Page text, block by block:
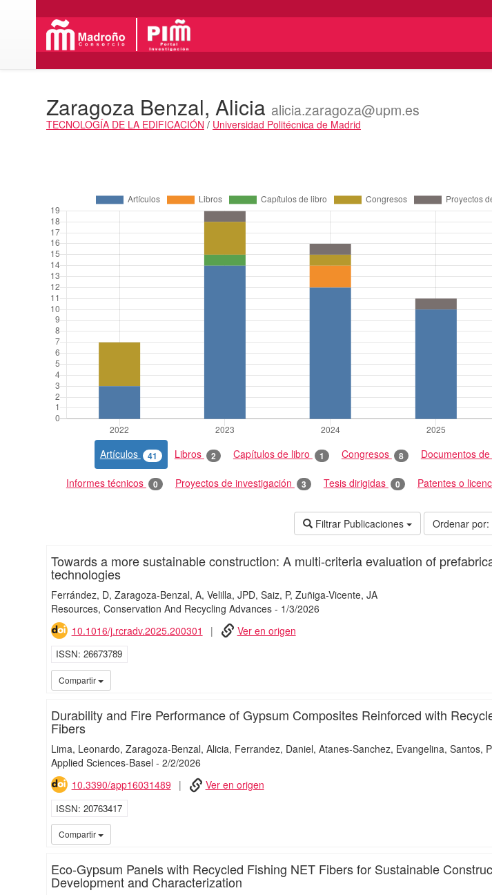
Zaragoza Benzal, Alicia alicia.zaragoza@upm.es
TECNOLOGÍA DE LA EDIFICACIÓN / Universidad Politécnica de Madrid
Artículos 41 Libros 2 Capítulos de libro 1 Congresos 8 Documentos
Informes técnicos 0 Proyectos de investigación 3 Tesis dirigidas 0 Patentes o
Filtrar Publicaciones Ordenar por:
Towards a more sustainable construction: A multi-criteria evaluation of
technologies
Ferrández, D Zaragoza-Benzal, A Velilla, JPD Saiz, P Zuñiga-Vicente, JA
Resources, Conservation And Recycling Advances- 1/3/2026
10.1016/j.rcradv.2025.200301
Ver en origen
ISSN 26673789
Compartir
Durability and Fire Performance of Gypsum Composites Reinforced with
Fibers
Lima, Leonardo Zaragoza-Benzal, Alicia Ferrandez, Daniel Atanes-Sanchez, Evangelina Santos,
Applied Sciences-Basel - 2/2/2026
10.3390/app16031489
Ver en origen
ISSN 20763417
Compartir
Eco-Gypsum Panels with Recycled Fishing NET Fibers for Sustainable
Development and Characterization